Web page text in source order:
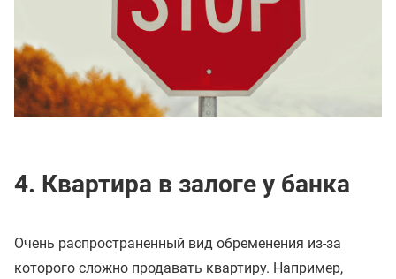
4. Квартира в залоге у банка
Очень распространенный вид обременения из-за
которого сложно продавать квартиру. Например,